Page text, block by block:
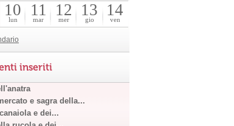
10
lun
11
mar
12
mer
13
gio
14
ven
inseriti
e sagra della...
e dei...